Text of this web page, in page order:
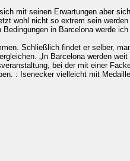
mit seinen Erwartungen aber
wohl nicht so extrem sein
in Barcelona werde
Schließlich findet er selber,
„In Barcelona werden
bei der mit einer
: Isenecker vielleicht mit